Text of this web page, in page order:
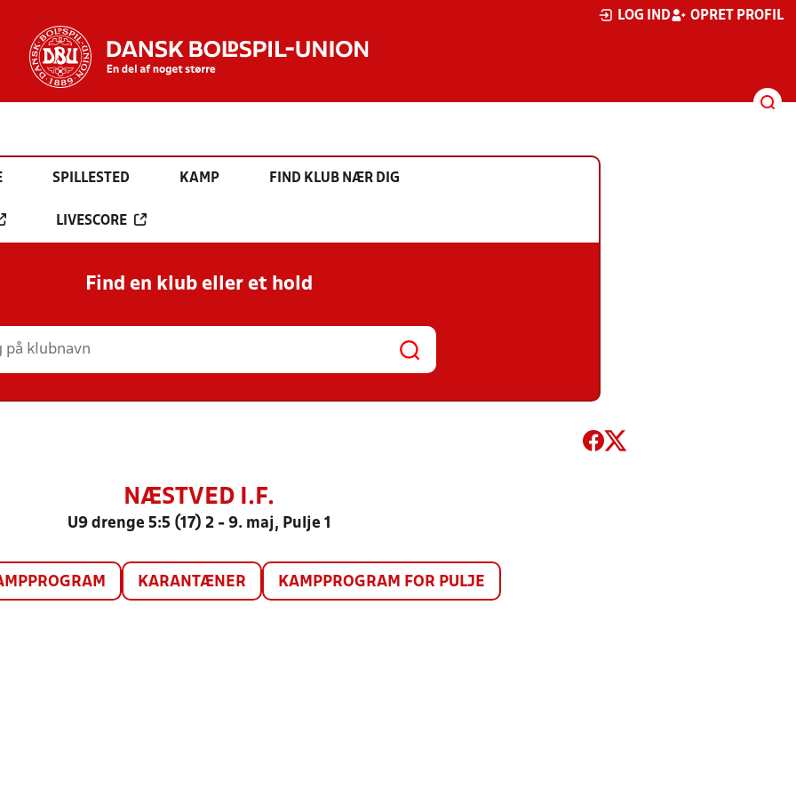
LOG IND OPRET PROFIL
SPILLESTED KAMP FIND KLUB NÆR DIG
LIVESCORE
Find en klub eller et hold
NÆSTVED I.F.
U9 drenge 5:5 (17) 2 - 9. maj, Pulje 1
KARANTÆNER KAMPPROGRAM FOR PULJE